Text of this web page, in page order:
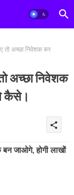
तो अच्छा निवेशक बन
अच्छा निवेशक
कैसे।
share
जाओगे, होगी लाखों